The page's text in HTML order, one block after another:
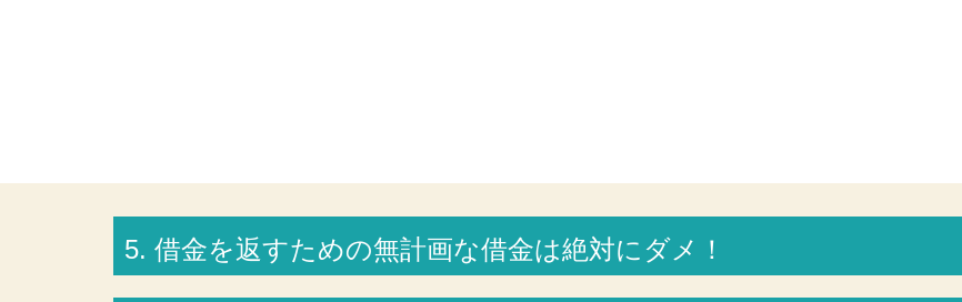
5. 借金を返すための無計画な借金は絶対にダメ！